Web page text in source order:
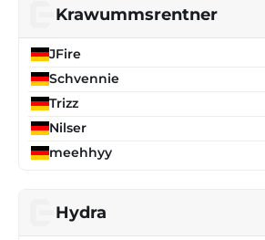
Krawummsrentner
JFire
Schvennie
Trizz
Nilser
meehhyy
Hydra